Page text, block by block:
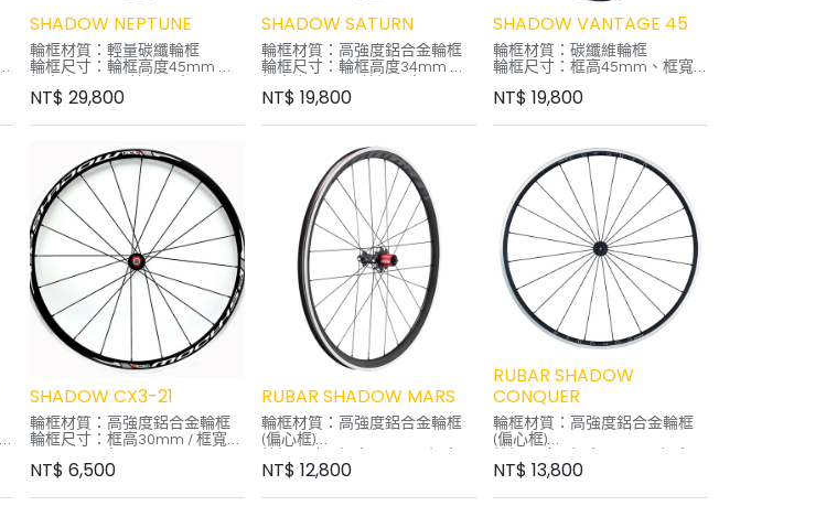
SHADOW NEPTUNE
輪框材質：輕量碳纖輪框
輪框尺寸：輪框高度45mm 輪
外胎款式：Clincher外胎與
內襯帶：23mm TL膠帶
花鼓本體：RUBAR CNC 5代鋁
合金花鼓
花鼓軸心：QR快拆
花鼓培林：日本EZO培林
棘輪系統：SHIMANO 9/10/11
輪組重量：1430g(不含襯帶)
框體保固1年
NT$ 29,800
SHADOW SATURN
輪框材質：高強度鋁合金輪框
輪框尺寸：輪框高度34mm 輪
外胎款式：Clincher外胎
內襯帶：21mm TL膠帶
花鼓本體：前16 後16，加大花
鼓耳花鼓
​​花鼓軸心：QR快拆
​​花鼓培林：日本EZO培林
棘輪系統：SHIMANO 9/10/11
輪組重量：1630g(不含襯帶)
NT$ 19,800
SHADOW VANTAGE 45
輪框材質：碳纖維輪框
輪框尺寸：框高45mm、框寬
外胎款式：Clincher 或
棘輪系統：Shimano 10/11
輪組重量：1550g
框體保固一年
附QR快拆、煞車皮
NT$ 19,800
SHADOW CX3-21
輪框材質：高強度鋁合金輪框
輪框尺寸：框高30mm / 框寬
外胎款式：公路車 CLINCHER
NT$ 6,500
RUBAR SHADOW MARS
輪框材質：高強度鋁合金輪框
(偏心框)
24mm / 內寬19mm--支援無內
NT$ 12,800
RUBAR SHADOW
CONQUER
輪框材質：高強度鋁合金輪框
(偏心框)
24mm / 內框寬 19mm --支援
NT$ 13,800